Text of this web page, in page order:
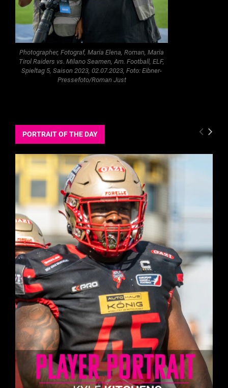
Photographer, Fotograf, Maria Elena, Roman, Maria
Tirol Raiders vs. Milano Seamen, Am. Football, ELF,
Spieltag 5, Saison 2023, 02.07.2023, Foto: Eibner-
Pressefoto/Roman Just
PORTRAIT OF THE DAY